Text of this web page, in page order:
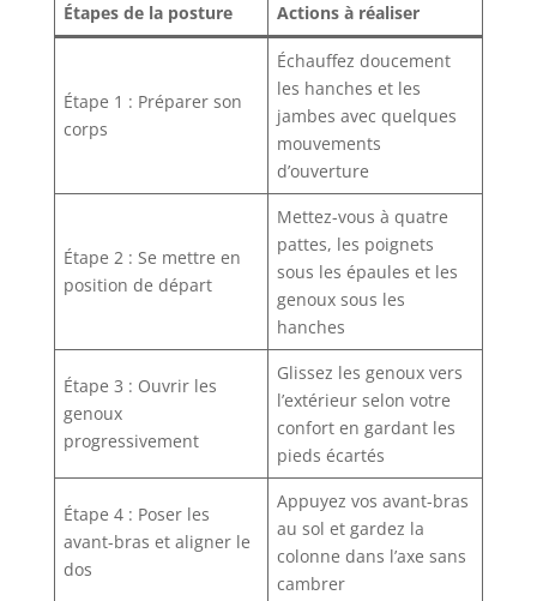
Étapes de la posture Actions à réaliser
Étape 1 : Préparer son
corps
Échauffez doucement
les hanches et les
jambes avec quelques
mouvements
d’ouverture
Étape 2 : Se mettre en
position de départ
Mettez-vous à quatre
pattes, les poignets
sous les épaules et les
genoux sous les
hanches
Étape 3 : Ouvrir les
genoux
progressivement
Glissez les genoux vers
l’extérieur selon votre
confort en gardant les
pieds écartés
Étape 4 : Poser les
avant-bras et aligner le
dos
Appuyez vos avant-bras
au sol et gardez la
colonne dans l’axe sans
cambrer